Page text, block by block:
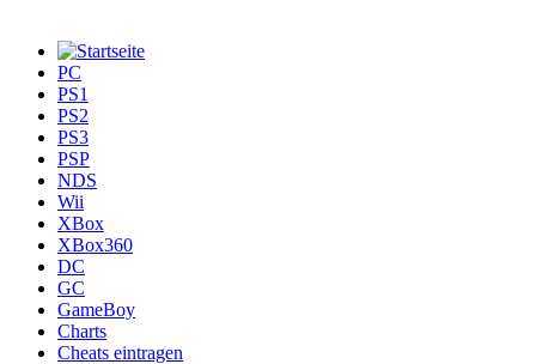
PC
PS1
PS2
PS3
PSP
NDS
Wii
XBox
XBox360
DC
GC
GameBoy
Charts
Cheats eintragen